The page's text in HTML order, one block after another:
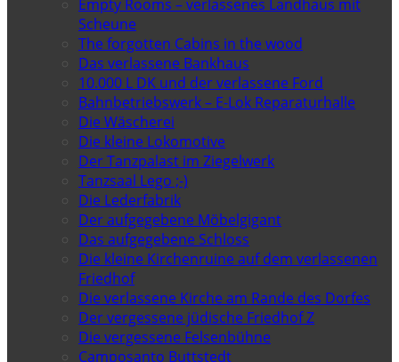
Empty Rooms – verlassenes Landhaus mit
Scheune
The forgotten Cabins in the wood
Das verlassene Bankhaus
10.000 L DK und der verlassene Ford
Bahnbetriebswerk – E-Lok Reparaturhalle
Die Wäscherei
Die kleine Lokomotive
Der Tanzpalast im Ziegelwerk
Tanzsaal Lego ;-)
Die Lederfabrik
Der aufgegebene Möbelgigant
Das aufgegebene Schloss
Die kleine Kirchenruine auf dem verlassenen
Friedhof
Die verlassene Kirche am Rande des Dorfes
Der vergessene jüdische Friedhof Z
Die vergessene Felsenbühne
Camposanto Buttstedt